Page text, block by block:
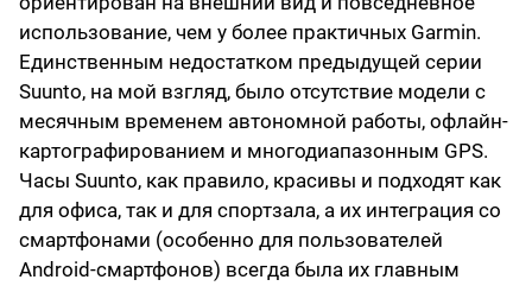
использование, чем у более практичных Garmin.
Единственным недостатком предыдущей серии
Suunto, на мой взгляд, было отсутствие модели с
месячным временем автономной работы, офлайн-
картографированием и многодиапазонным GPS.
Часы Suunto, как правило, красивы и подходят как
для офиса, так и для спортзала, а их интеграция со
смартфонами (особенно для пользователей
Android-смартфонов) всегда была их главным